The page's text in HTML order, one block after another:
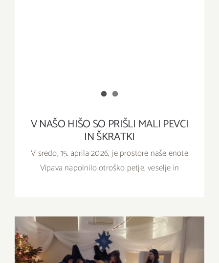
V NAŠO HIŠO SO PRIŠLI MALI PEVCI
IN ŠKRATKI
V sredo, 15. aprila 2026, je prostore naše enote
Vipava napolnilo otroško petje, veselje in